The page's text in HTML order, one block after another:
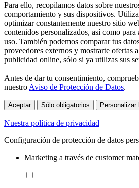
Para ello, recopilamos datos sobre
comportamiento y sus dispositivos.
optimizar constantemente nuestro sitio
contenidos personalizados, así como para
uso. También podemos comparar tus
proveedores externos y mostrarte ofertas
publicidad online, sólo si ya utilizas sus
Antes de dar tu consentimiento,
nuestroAviso de Protección de Datos.
Aceptar Sólo obligatorios
Nuestra política de privacidad
Configuración de protección de datos
Marketing a través de customer